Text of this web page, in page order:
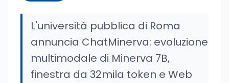
L'università pubblica di Roma
annuncia ChatMinerva: evoluzione
multimodale di Minerva 7B,
finestra da 32mila token e Web